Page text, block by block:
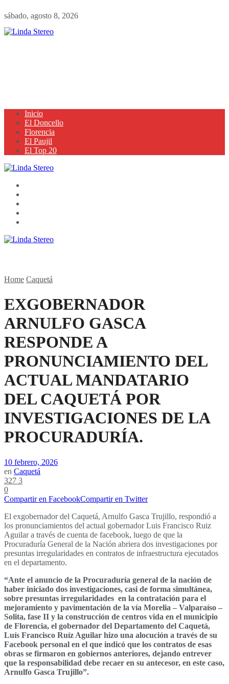
sábado, agosto 8, 2026
Inicio
El Doncello
Florencia
El Paujil
El Top 20
Home Caquetá
EXGOBERNADOR
ARNULFO GASCA
RESPONDE A
PRONUNCIAMIENTO DEL
ACTUAL MANDATARIO
DEL CAQUETÁ POR
INVESTIGACIONES DE LA
PROCURADURÍA.
10 febrero, 2026
en Caquetá
327 3
0
Compartir en FacebookCompartir en Twitter
El exgobernador del Caquetá, Arnulfo Gasca Trujillo, respondió a
los pronunciamientos del actual gobernador Luis Francisco Ruiz
Aguilar a través de cuenta de facebook, luego de que la
Procuraduría General de la Nación abriera dos investigaciones por
presuntas irregularidades en contratos de infraestructura ejecutados
en el departamento.
“Ante el anuncio de la Procuraduría general de la nación de
haber iniciado dos investigaciones, casi de forma simultánea,
sobre presuntas irregularidades en la contratación para el
mejoramiento y pavimentación de la vía Morelia – Valparaíso –
Solita, fase II y la construcción de centros vida en el municipio
de Florencia, el gobernador del Departamento del Caquetá,
Luís Francisco Ruíz Aguilar hizo una alocución a través de su
Facebook personal en el que indicó que los contratos de esas
obras se firmaron en gobiernos anteriores, dejando entrever
que la responsabilidad debe recaer en su antecesor, en este caso,
Arnulfo Gasca Trujillo”.